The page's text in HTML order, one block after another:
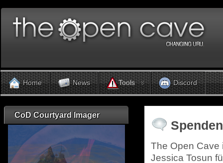
Home News Tools Discord
CoD Courtyard Imager
Spenden
The Open Cave
Jessica Tosun